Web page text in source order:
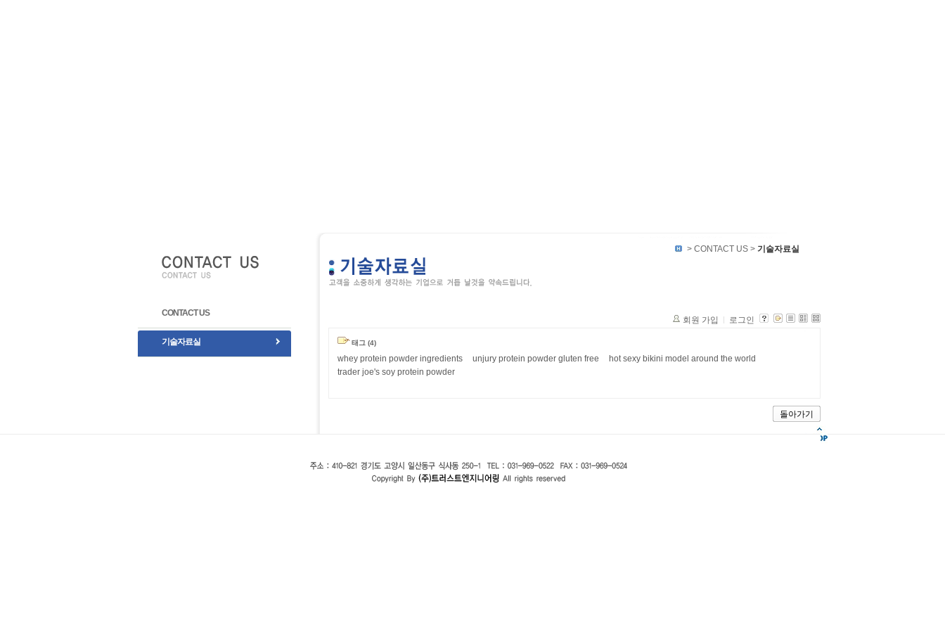
CONTACT US
기술자료실
> CONTACT US > 기술자료실
회원 가입 로그인
태그 (4)
whey protein powder ingredients unjury protein powder gluten free
hot sexy bikini model around the world
trader joe's soy protein powder
돌아가기